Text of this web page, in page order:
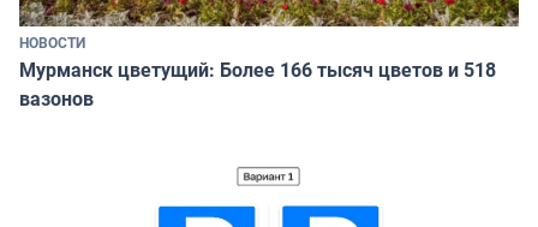
НОВОСТИ
Мурманск цветущий: Более 166 тысяч цветов и 518
вазонов